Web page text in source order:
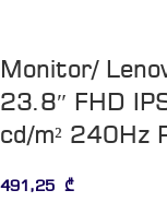
Monitor/
23.8″ FHD
cd/m² 240Hz
491,25 ₾